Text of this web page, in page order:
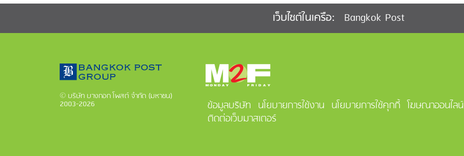
เว็บไซต์ในเครือ: Bangkok Post
© บริษัท บางกอก โพสต์ จำกัด (มหาชน)
2003-2026 ข้อมูลบริษัท นโยบายการใช้งาน นโยบายการใช้คุกกี้ โฆษณาออนไลน์
ติดต่อเว็บมาสเตอร์